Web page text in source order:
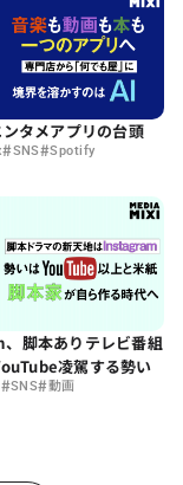
タメアプリの台頭
#SNS#Spotify
脚本ありテレビ番組
凌駕する勢い
#SNS#動画